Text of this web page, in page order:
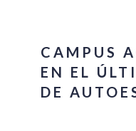
CAMPUS
EN EL
DE